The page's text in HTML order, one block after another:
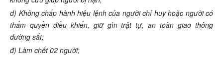
d) Không chấp hành hiệu lệnh của người chỉ huy hoặc người có
thẩm quyền điều khiển, giữ gìn trật tự, an toàn giao thông
đường sắt;
đ) Làm chết 02 người;